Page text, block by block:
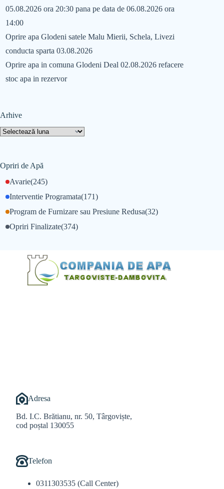
05.08.2026 ora 20:30 pana pe data de 06.08.2026 ora
14:00
Oprire apa Glodeni satele Malu Mierii, Schela, Livezi
conducta sparta 03.08.2026
Oprire apa in comuna Glodeni Deal 02.08.2026 refacere
stoc apa in rezervor
Arhive
Opriri de Apă
Avarie(245)
Interventie Programata(171)
Opriri Finalizate(374)
Program de Furnizare sau Presiune Redusa(32)
Adresa
Bd. I.C. Brătianu, nr. 50, Târgoviște,
cod poștal 130055
Telefon
0311303535 (Call Center)